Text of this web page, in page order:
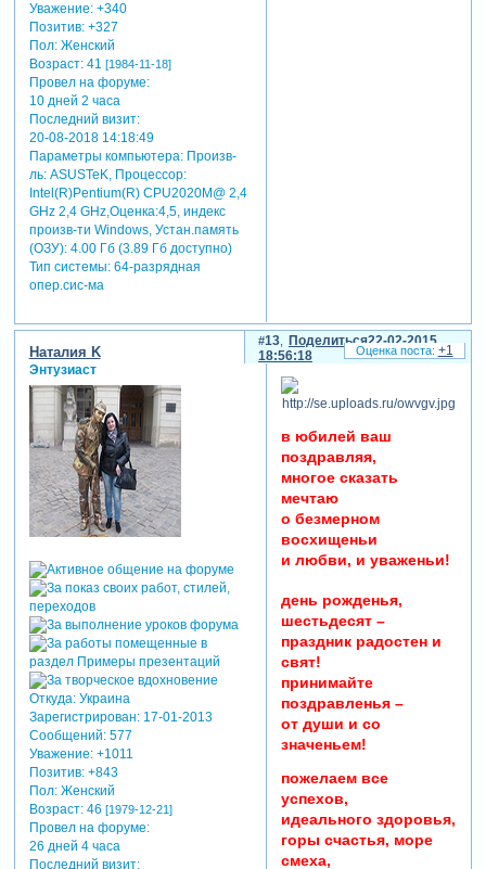
Уважение: +340
Позитив: +327
Пол:Женский
Возраст:41 [1984-11-18]
Провел на форуме:
10 дней 2 часа
Последний визит:
20-08-2018 14:18:49
Параметры компьютера:Произв-
ль: ASUSTeK, Процессор:
Intel(R)Pentium(R) CPU2020M@ 2,4
GHz 2,4 GHz,Оценка:4,5, индекс
произв-ти Windows, Устан.память
(ОЗУ): 4.00 Гб (3.89 Гб доступно)
Тип системы: 64-разрядная
опер.сис-ма
Поделиться
13
22-02-2015
18:56:18
Наталия K
Энтузиаст
Откуда:Украина
Зарегистрирован: 17-01-2013
Сообщений:577
Уважение: +1011
Позитив: +843
Пол:Женский
Возраст:46 [1979-12-21]
Провел на форуме:
26 дней 4 часа
Последний визит:
в юбилей ваш
поздравляя,
многое сказать
мечтаю
о безмерном
восхищеньи
и любви, и уваженьи!
день рожденья,
шестьдесят –
праздник радостен и
свят!
принимайте
поздравленья –
от души и со
значеньем!
пожелаем все
успехов,
идеального здоровья,
горы счастья, море
смеха,
+1